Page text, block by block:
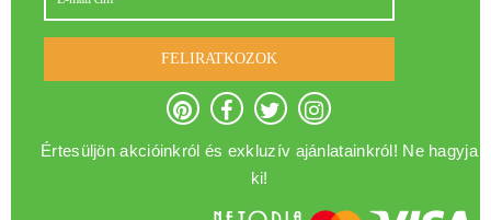
FELIRATKOZOK
Értesüljön akcióinkról és exkluzív ajánlatainkról! Ne hagyja
ki!